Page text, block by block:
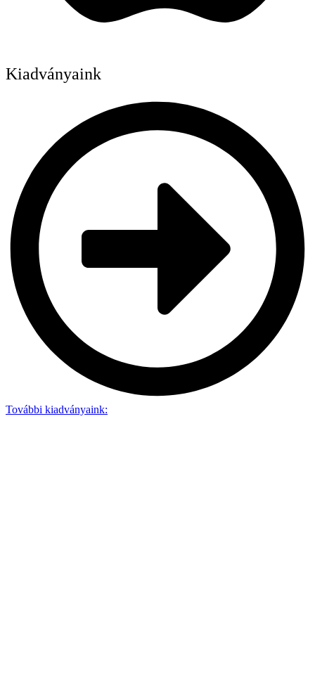
Kiadványaink
További kiadványaink: